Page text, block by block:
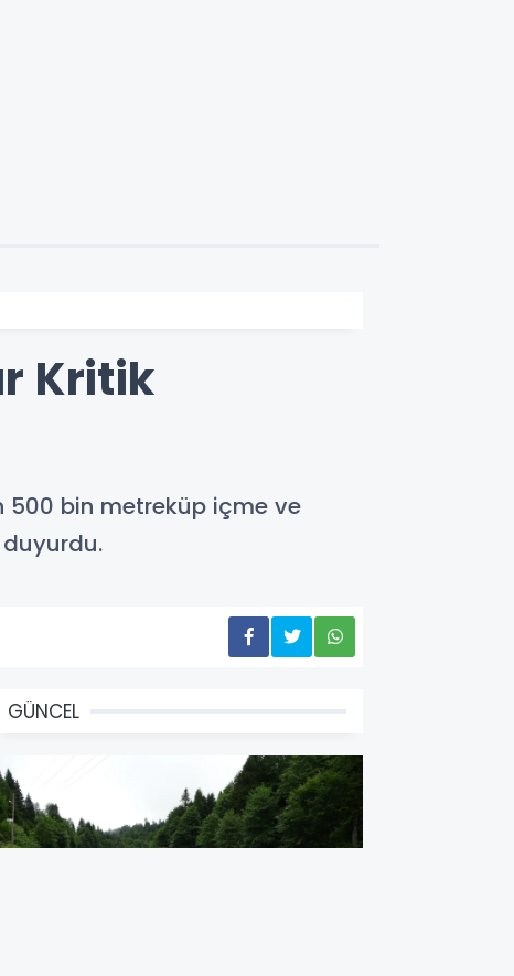
Kritik
500 bin metreküp içme ve
GÜNCEL